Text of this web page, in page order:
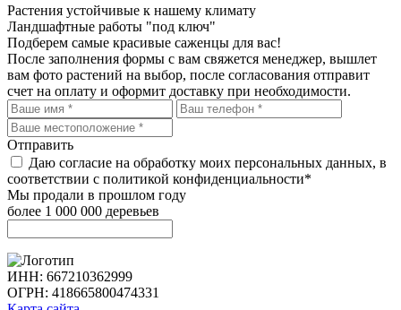
Растения устойчивые к нашему климату
Ландшафтные работы "под ключ"
Подберем самые красивые саженцы для вас!
После заполнения формы с вам свяжется менеджер, вышлет
вам фото растений на выбор, после согласования отправит
счет на оплату и оформит доставку при необходимости.
Отправить
Даю согласие на обработку моих персональных данных, в
соответствии с политикой конфиденциальности*
Мы продали в прошлом году
более 1 000 000 деревьев
ИНН: 667210362999
ОГРН: 418665800474331